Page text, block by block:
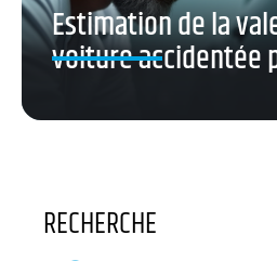
Estimation de la
voiture accidentée
RECHERCHE